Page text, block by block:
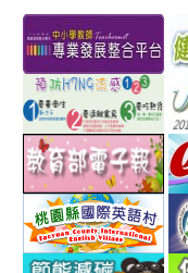
to
link
to
link
to
link
to
link
to
link